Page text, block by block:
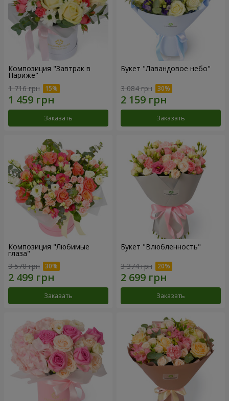
Композиция "Завтрак в
Париже"
1 716 грн
Заказать
Букет "Лавандовое небо"
3 084 грн
Заказать
Композиция "Любимые
глаза"
3 570 грн
Заказать
Букет "Влюбленность"
3 374 грн
Заказать